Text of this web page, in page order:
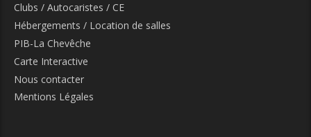
Clubs / Autocaristes / CE
Hébergements / Location de salles
PIB-La Chevêche
Carte Interactive
Nous contacter
Mentions Légales